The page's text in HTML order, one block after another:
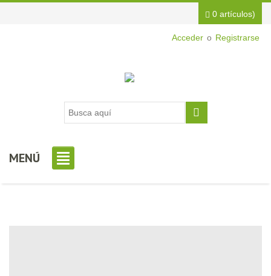
Acceder o Registrarse
0 artículos)
MENÚ